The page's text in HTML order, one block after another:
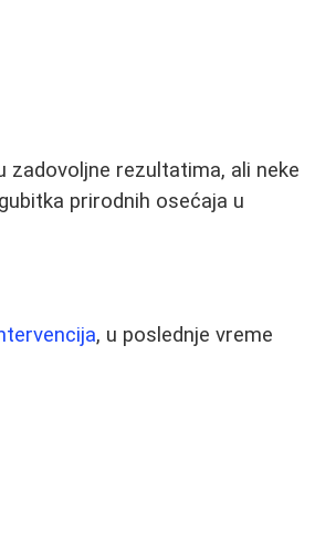
zadovoljne rezultatima, ali neke
prirodnih osećaja u
, u poslednje vreme